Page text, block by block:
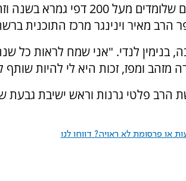
"כל יחידת לימוד היא 50 דפים. יש תלמידים
מאיר וינינגר מרכז התוכנית
בנימין לנדי. "אני שמח לראות כל
ומפז, זכות היא לי להיות
פלטי גרנות וראש ישיבת גבעת
או פרסומת לא ראויה? דווחו לנו